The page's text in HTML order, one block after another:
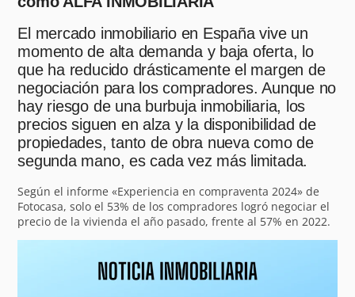
El mercado inmobiliario en España vive un
momento de alta demanda y baja oferta, lo
que ha reducido drásticamente el margen de
negociación para los compradores. Aunque no
hay riesgo de una burbuja inmobiliaria, los
precios siguen en alza y la disponibilidad de
propiedades, tanto de obra nueva como de
segunda mano, es cada vez más limitada.
Según el informe «Experiencia en compraventa 2024» de
Fotocasa, solo el 53% de los compradores logró negociar el
precio de la vivienda el año pasado, frente al 57% en 2022.